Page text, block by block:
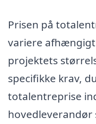
Prisen på
variere
projektets
specifikke krav,
totalentreprise
hovedleverandør